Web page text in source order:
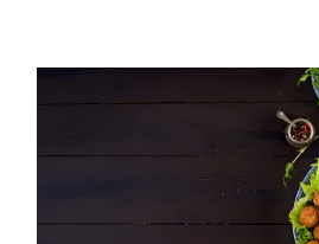
Warenkorb
Orientalischer